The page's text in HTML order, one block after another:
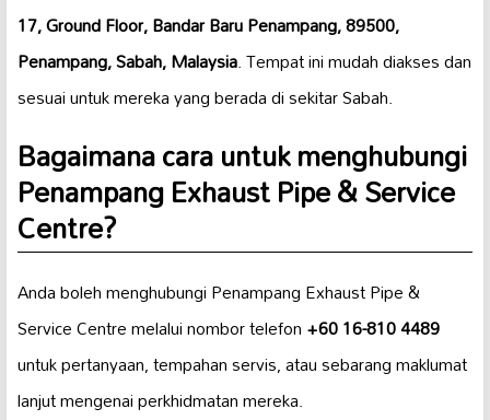
17, Ground Floor, Bandar Baru Penampang, 89500,
Penampang, Sabah, Malaysia. Tempat ini mudah diakses dan
sesuai untuk mereka yang berada di sekitar Sabah.
Bagaimana cara untuk menghubungi
Penampang Exhaust Pipe & Service
Centre?
Anda boleh menghubungi Penampang Exhaust Pipe &
Service Centre melalui nombor telefon+60 16-810 4489
untuk pertanyaan, tempahan servis, atau sebarang maklumat
lanjut mengenai perkhidmatan mereka.